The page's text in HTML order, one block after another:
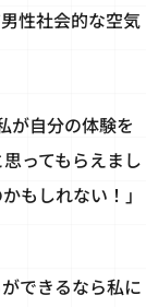
性社会的な空気
が自分の体験を
ってもらえまし
もしれない！」
できるなら私に